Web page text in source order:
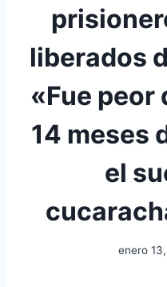
liberados
«Fue peor
14 meses
el
enero